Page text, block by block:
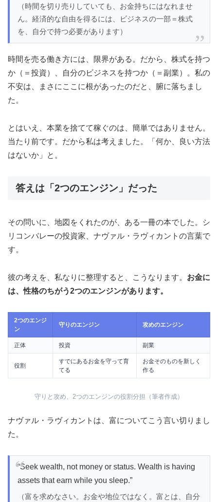
（時間を切り売りしていても、お金持ちにはなれませ
ん。経済的な自由を得るには、ビジネスの一部＝株式
を、自分で持つ必要があります）
時間を売る働き方には、限界がある。だから、株式を持つ
か（＝投資）、自分のビジネスを持つか（＝副業）。私の
不安は、まさにここに根があったのだと、腑に落ちまし
た。
とはいえ、本業を捨てて稼ぐのは、簡単ではありません。
当たり前です。だから私は考えました。「何か、良い方法
はないか」と。
答えは「2つのエンジン」だった
その問いに、地図をくれたのが、ある一冊の本でした。シ
リコンバレーの投資家、ナヴァル・ラヴィカントの言葉で
す。
彼の考えを、私なりに整理すると、こうなります。 お金に
は、性格のちがう2つのエンジンがあります。
2つのエンジ
ン
守りのエンジン 攻めのエンジン
正体 投資 副業
役割
すでにあるお金を守って育
てる
お金そのものを新しく
作る
守りと攻め、2つのエンジンの役割分担（筆者作成）
ナヴァル・ラヴィカントは、富についてこう言い切りまし
た。
“Seek wealth, not money or status. Wealth is having
assets that earn while you sleep.”
（富を求めなさい。お金や地位ではなく。富とは、自分